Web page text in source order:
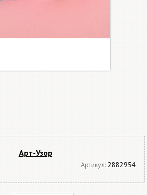
Арт-Узор
Артикул: 2882954